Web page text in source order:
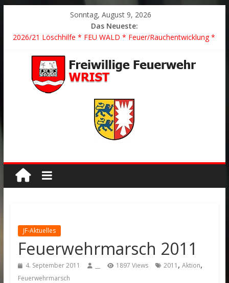
Sonntag, August 9, 2026
Das Neueste:
2026/21 Löschhilfe * FEU WALD * Feuer/Rauchentwicklung *
2026/24 * TH G Y * PKW überschlagen *
2026/23 TH K Y * Person in festsitzendem Aufzug *
2026/22 TH Y * VU * 1 Person klemmt * Hingstheide
Der schönste Einsatz des Jahres 2026
JF-Aktuelles
Feuerwehrmarsch 2011
4. September 2011 1897 Views 2011 , Aktion,
Feuerwehrmarsch